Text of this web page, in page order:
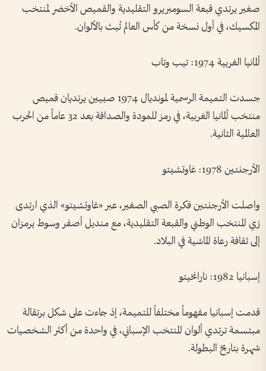
صغير يرتدي قبعة السومبريرو التقليدية والقميص الأخضر لمنتخب
المكسيك، في أول نسخة من كأس العالم تُبث بالألوان.
ألمانيا الغربية 1974: تيب وتاب
جسدت التميمة الرسمية لمونديال 1974 صبيين يرتديان قميص
منتخب ألمانيا الغربية، في رمز للمودة والصداقة بعد 32 عاماً من الحرب
العالمية الثانية.
الأرجنتين 1978: غاوتشيتو
واصلت الأرجنتين فكرة الصبي الصغير، عبر «غاوتشيتو» الذي ارتدى
زي المنتخب الوطني والقبعة التقليدية، مع منديل أصفر وسوط يرمزان
إلى ثقافة رعاة الماشية في البلاد.
إسبانيا 1982: نارانخيتو
قدمت إسبانيا مفهوماً مختلفاً للتميمة، إذ جاءت على شكل برتقالة
مبتسمة ترتدي ألوان المنتخب الإسباني، في واحدة من أكثر الشخصيات
شهرة بتاريخ البطولة.